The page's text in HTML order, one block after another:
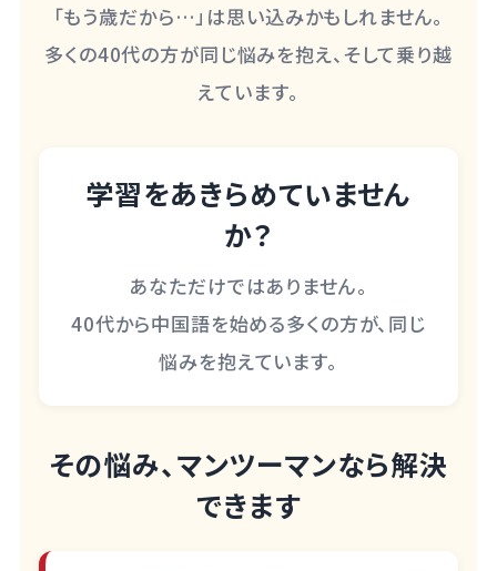
「もう歳だから…」は思い込みかもしれません。
多くの40代の方が同じ悩みを抱え、そして乗り越
えています。
学習をあきらめていません
か？
あなただけではありません。
40代から中国語を始める多くの方が、同じ
悩みを抱えています。
その悩み、マンツーマンなら解決
できます